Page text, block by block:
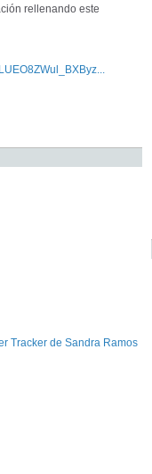
rellenando este
Tracker de Sandra Ramos